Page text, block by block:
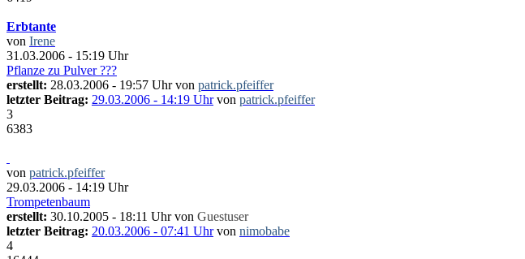
Erbtante
von Irene
31.03.2006 - 15:19 Uhr
Pflanze zu Pulver ???
erstellt: 28.03.2006 - 19:57 Uhr von patrick.pfeiffer
letzter Beitrag: 29.03.2006 - 14:19 Uhrvon patrick.pfeiffer
3
6383
von patrick.pfeiffer
29.03.2006 - 14:19 Uhr
Trompetenbaum
erstellt: 30.10.2005 - 18:11 Uhr von Guestuser
letzter Beitrag: 20.03.2006 - 07:41 Uhrvon nimobabe
4